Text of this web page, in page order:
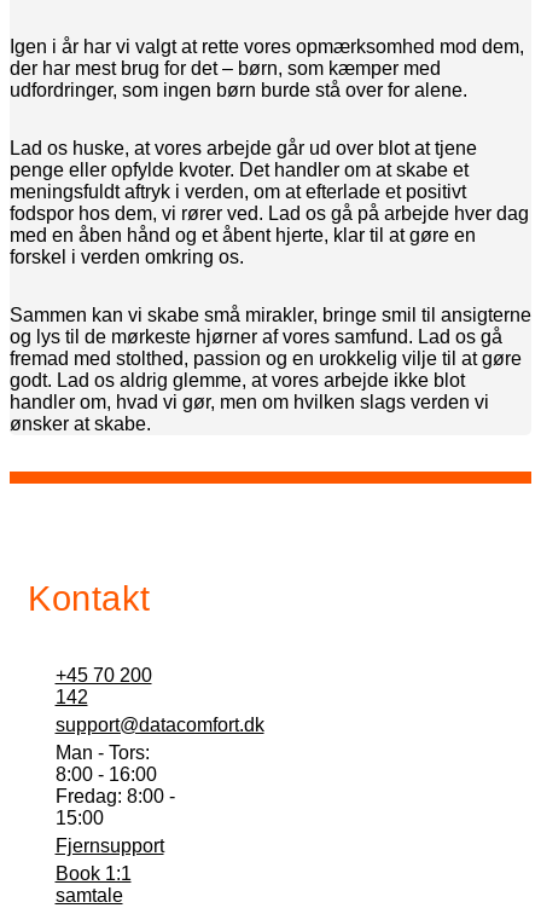
Igen i år har vi valgt at rette vores opmærksomhed mod dem,
der har mest brug for det – børn, som kæmper med
udfordringer, som ingen børn burde stå over for alene.
Lad os huske, at vores arbejde går ud over blot at tjene
penge eller opfylde kvoter. Det handler om at skabe et
meningsfuldt aftryk i verden, om at efterlade et positivt
fodspor hos dem, vi rører ved. Lad os gå på arbejde hver dag
med en åben hånd og et åbent hjerte, klar til at gøre en
forskel i verden omkring os.
Sammen kan vi skabe små mirakler, bringe smil til ansigterne
og lys til de mørkeste hjørner af vores samfund. Lad os gå
fremad med stolthed, passion og en urokkelig vilje til at gøre
godt. Lad os aldrig glemme, at vores arbejde ikke blot
handler om, hvad vi gør, men om hvilken slags verden vi
ønsker at skabe.
Kontakt
+45 70 200
142
support@datacomfort.dk
Man - Tors:
8:00 - 16:00
Fredag: 8:00 -
15:00
Fjernsupport
Book 1:1
samtale